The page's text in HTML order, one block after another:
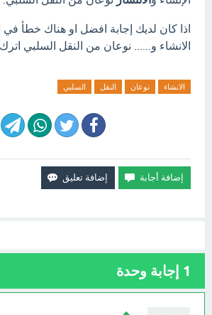
اذا كان لديك إجابة افضل او هناك خطأ في
الانشاء و...... نوعان من النقل السلبي اترك
الانشاء نوعان النقل السلبي
1 إجابة وحدة